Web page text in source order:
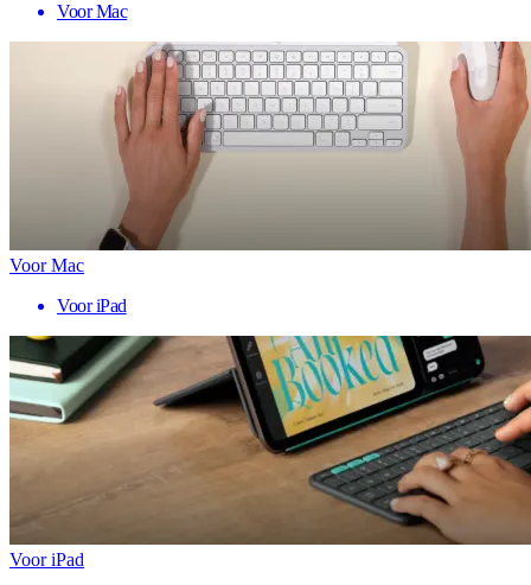
Voor Mac
Voor Mac
Voor iPad
Voor iPad